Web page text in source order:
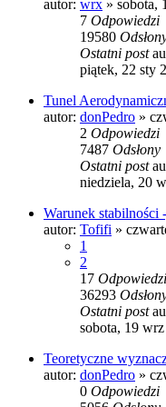
autor: wrx » sobota,
7 Odpowiedzi
19580
Ostatni post
piątek, 22 sty
Tunel
autor: donPedro »
2 Odpowiedzi
7487 Odsłony
Ostatni post
niedziela, 20
Warunek stabilności
autor: Tofifi »
1
2
17 Odpowiedzi
36293
Ostatni post
sobota, 19
Teoretyczne
autor: donPedro »
0 Odpowiedzi